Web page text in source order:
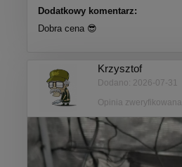
Dodatkowy komentarz:
Dobra cena 😎
Krzysztof
Dodano: 2026-07-31
Opinia zweryfikowana